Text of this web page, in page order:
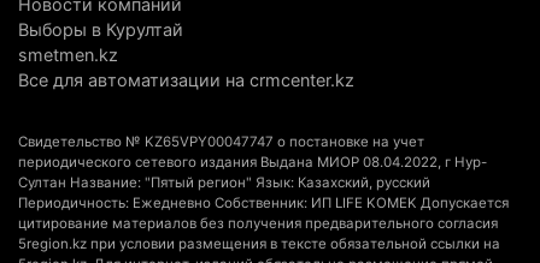
Последний раз ее видели на остановке: в
Алматинской области почти две недели ищут 17-
В районной больнице села Каргалы назначен
новый директор
2 августа 2026 г. 17:34 212
Выборы в Курултай
smetmen.kz
Все для автоматизации на crmcenter.kz
Свидетельство № KZ65VPY00047747 о постановке на учет
периодического сетевого издания Выдана МИОР 08.04.2022, г Нур-
Султан Название: "Пятый регион" Язык: Казахский, русский
Периодичность: Ежедневно Собственник: ИП LIFE KOMEK Допускается
цитирование материалов без получения предварительного согласия
5region.kz при условии размещения в тексте обязательной ссылки на